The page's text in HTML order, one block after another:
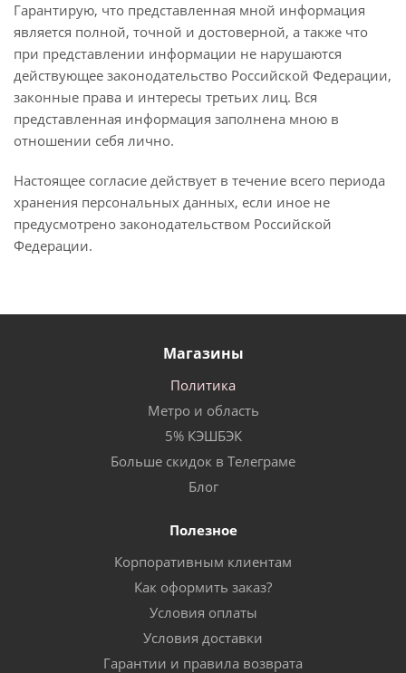
Гарантирую, что представленная мной информация
является полной, точной и достоверной, а также что
при представлении информации не нарушаются
действующее законодательство Российской Федерации,
законные права и интересы третьих лиц. Вся
представленная информация заполнена мною в
отношении себя лично.
Настоящее согласие действует в течение всего периода
хранения персональных данных, если иное не
предусмотрено законодательством Российской
Федерации.
Магазины
Политика
Метро и область
5% КЭШБЭК
Больше скидок в Телеграме
Блог
Полезное
Корпоративным клиентам
Как оформить заказ?
Условия оплаты
Условия доставки
Гарантии и правила возврата